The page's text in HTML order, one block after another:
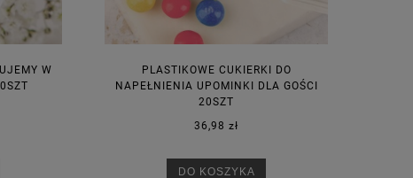
W
PLASTIKOWE CUKIERKI DO
NAPEŁNIENIA UPOMINKI DLA GOŚCI
20SZT
36,98 zł
DO KOSZYKA